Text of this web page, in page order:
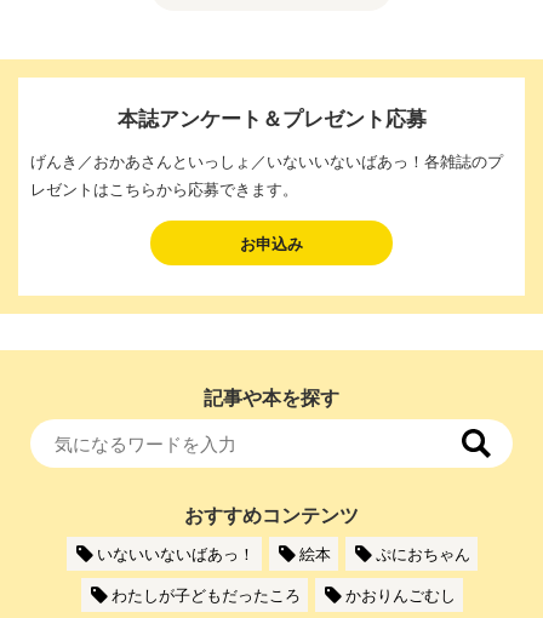
本誌アンケート＆プレゼント応募
げんき／おかあさんといっしょ／いないいないばあっ！各雑誌のプ
レゼントはこちらから応募できます。
お申込み
記事や本を探す
おすすめコンテンツ
いないいないばあっ！ 絵本
ぷにおちゃん
わたしが子どもだったころ
かおりんごむし